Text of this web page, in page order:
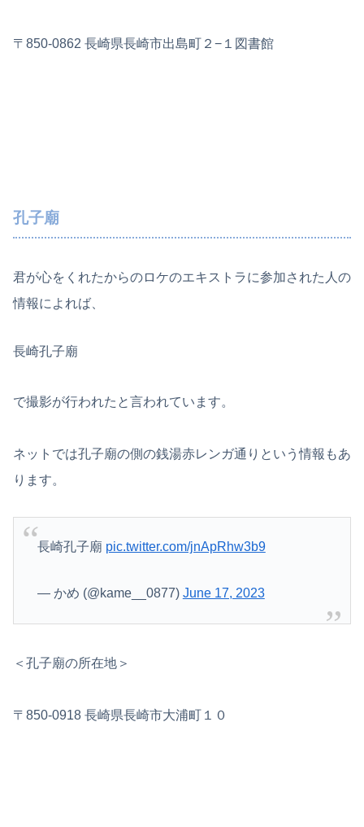
〒850-0862 長崎県長崎市出島町２−１図書館
孔子廟
君が心をくれたからのロケのエキストラに参加された人の
情報によれば、
長崎孔子廟
で撮影が行われたと言われています。
ネットでは孔子廟の側の銭湯赤レンガ通りという情報もあ
ります。
長崎孔子廟 pic.twitter.com/jnApRhw3b9
— かめ (@kame__0877) June 17, 2023
＜孔子廟の所在地＞
〒850-0918 長崎県長崎市大浦町１０